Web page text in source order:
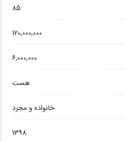
85
120,000,000
6,000,000
هست
خانواده و مجرد
1398